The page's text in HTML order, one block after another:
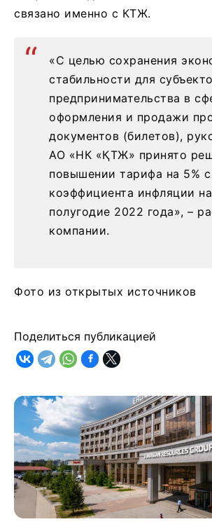
связано именно с КТЖ.
«С целью сохранения
стабильности для
предпринимательства в
оформления и продажи
документов (билетов),
АО «НК «ҚТЖ» принято
повышении тарифа на 5%
коэффициента инфляции
полугодие 2022 года», –
компании.
Фото из открытых источников
Поделиться публикацией